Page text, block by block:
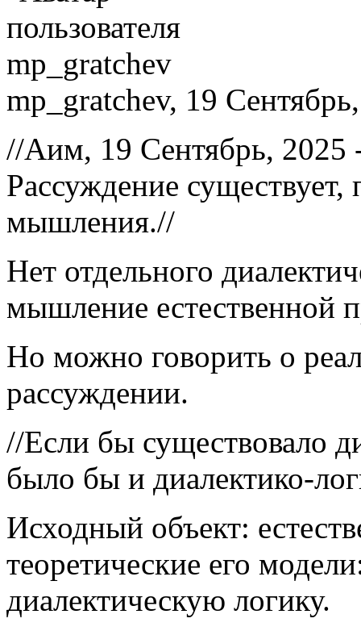
mp_gratchev, 19
//Аим, 19 Сентябрь, 2025
Рассуждение
мышления.//
Нет отдельного
мышление естественной
Но можно говорить о
рассуждении.
//Если бы существовало
было бы и диалектико-
Исходный объект:
теоретические его
диалектическую логику.